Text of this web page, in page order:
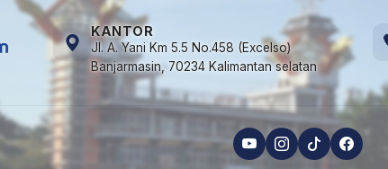
KANTOR
Jl. A. Yani Km 5.5 No.458 (Excelso)
Banjarmasin, 70234 Kalimantan selatan